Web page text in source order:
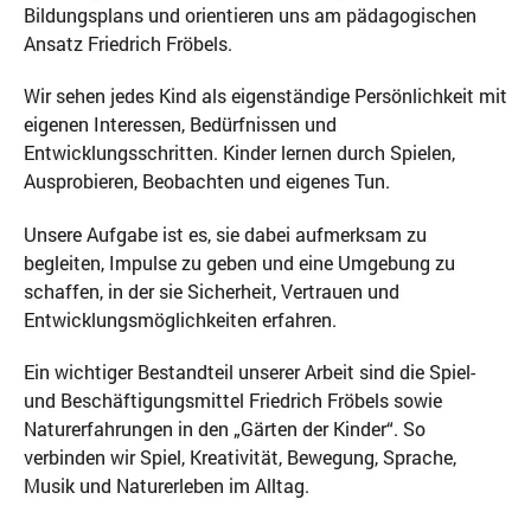
Bildungsplans und orientieren uns am pädagogischen
Ansatz Friedrich Fröbels.
Wir sehen jedes Kind als eigenständige Persönlichkeit mit
eigenen Interessen, Bedürfnissen und
Entwicklungsschritten. Kinder lernen durch Spielen,
Ausprobieren, Beobachten und eigenes Tun.
Unsere Aufgabe ist es, sie dabei aufmerksam zu
begleiten, Impulse zu geben und eine Umgebung zu
schaffen, in der sie Sicherheit, Vertrauen und
Entwicklungsmöglichkeiten erfahren.
Ein wichtiger Bestandteil unserer Arbeit sind die Spiel-
und Beschäftigungsmittel Friedrich Fröbels sowie
Naturerfahrungen in den „Gärten der Kinder“. So
verbinden wir Spiel, Kreativität, Bewegung, Sprache,
Musik und Naturerleben im Alltag.